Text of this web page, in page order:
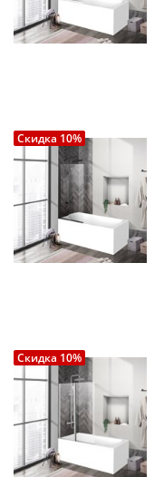
Скидка 10%
Скидка 10%